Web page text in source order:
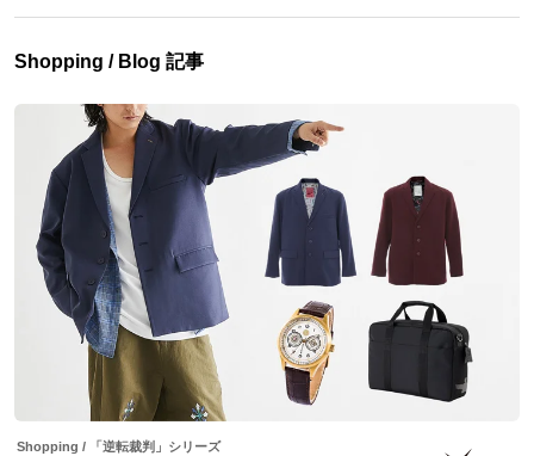
Shopping / Blog 記事
Shopping / 「逆転裁判」シリーズ